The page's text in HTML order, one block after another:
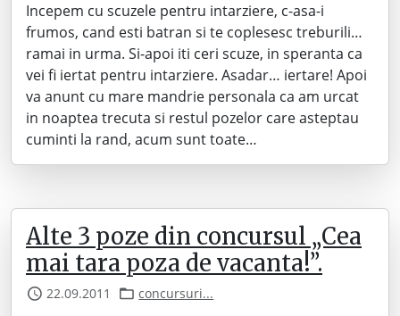
Incepem cu scuzele pentru intarziere, c-asa-i
frumos, cand esti batran si te coplesesc treburili…
ramai in urma. Si-apoi iti ceri scuze, in speranta ca
vei fi iertat pentru intarziere. Asadar… iertare! Apoi
va anunt cu mare mandrie personala ca am urcat
in noaptea trecuta si restul pozelor care asteptau
cuminti la rand, acum sunt toate…
Alte 3 poze din concursul „Cea
mai tara poza de vacanta!”.
22.09.2011 concursuri...